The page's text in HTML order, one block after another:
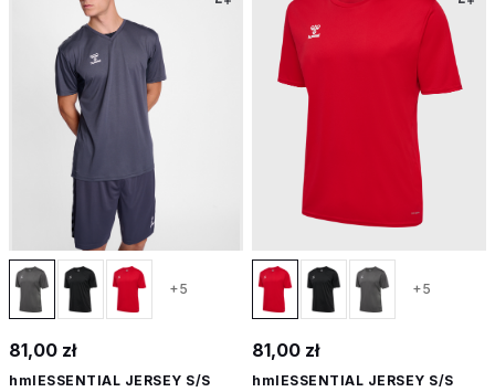
+5
81,00 zł
hmlESSENTIAL JERSEY S/S
+5
81,00 zł
hmlESSENTIAL JERSEY S/S